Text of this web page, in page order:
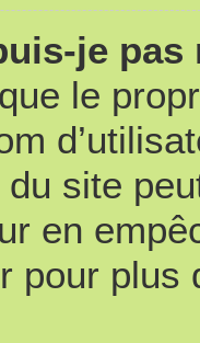
je pas
le
site
en
pour